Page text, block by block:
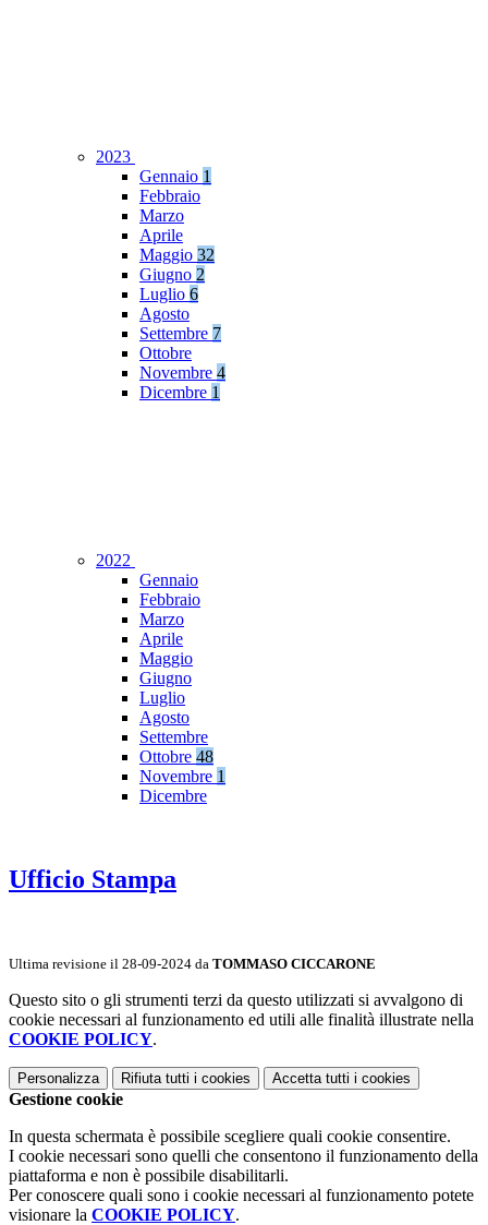
2023
Gennaio 1
Febbraio
Marzo
Aprile
Maggio 32
Giugno 2
Luglio 6
Agosto
Settembre 7
Ottobre
Novembre 4
Dicembre 1
2022
Gennaio
Febbraio
Marzo
Aprile
Maggio
Giugno
Luglio
Agosto
Settembre
Ottobre 48
Novembre 1
Dicembre
Ufficio Stampa
Ultima revisione il 28-09-2024 da TOMMASO CICCARONE
Questo sito o gli strumenti terzi da questo utilizzati si avvalgono di
cookie necessari al funzionamento ed utili alle finalità illustrate nella
COOKIE POLICY.
Personalizza Rifiuta tutti i cookies Accetta tutti i cookies
Gestione cookie
In questa schermata è possibile scegliere quali cookie consentire.
I cookie necessari sono quelli che consentono il funzionamento della
piattaforma e non è possibile disabilitarli.
Per conoscere quali sono i cookie necessari al funzionamento potete
visionare la COOKIE POLICY.